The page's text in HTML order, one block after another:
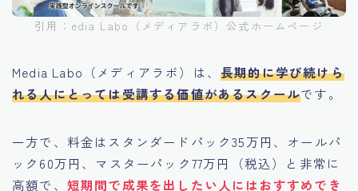
引用：edia Labo（メディアラボ）公式ホームページ
Media Labo（メディアラボ）は、 長期的に学び続けら
れる人にとっては受講する価値があるスクールです。
一方で、料金はスタンダードパック35万円、オールパ
ック60万円、マスターパック77万円（税込）と非常に
高額で、 短期間で成果を出したい人にはおすすめでき